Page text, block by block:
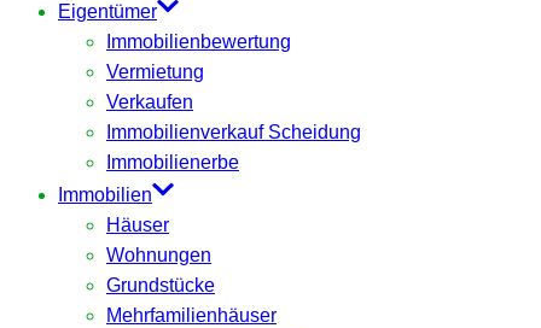
Eigentümer
Immobilienbewertung
Vermietung
Verkaufen
Immobilienverkauf Scheidung
Immobilienerbe
Immobilien
Häuser
Wohnungen
Grundstücke
Mehrfamilienhäuser